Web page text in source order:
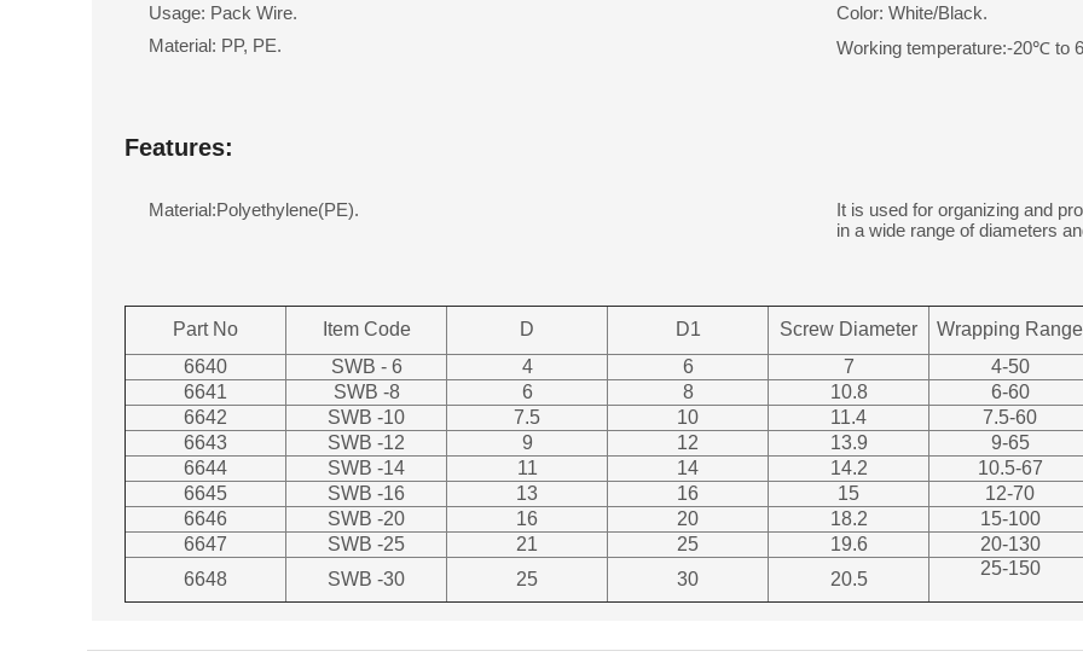
Usage: Pack Wire.
Color: White/Black.
Material: PP, PE.
Working temperature:-20℃ to
Features:
Material:Polyethylene(PE).
It is used for organizing and
in a wide range of diameters
Part No Item Code D D1 Screw Diameter
Wrapping Range
6640
SWB - 6 4 6 7
4-50
6641
SWB -8 6 8 10.8
6-60
6642
SWB -10 7.5 10 11.4
7.5-60
6643
SWB -12 9 12 13.9
9-65
6644
SWB -14 11 14 14.2
10.5-67
6645
SWB -16 13 16 15
12-70
6646
SWB -20 16 20 18.2
15-100
6647
SWB -25 21 25 19.6
20-130
6648
SWB -30 25 30 20.5
25-150